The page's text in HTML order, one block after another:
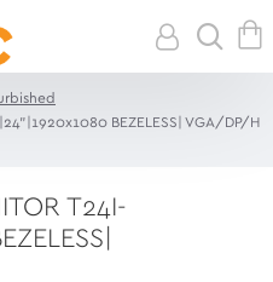
BEZELESS| VGA/DP/H
T24I-